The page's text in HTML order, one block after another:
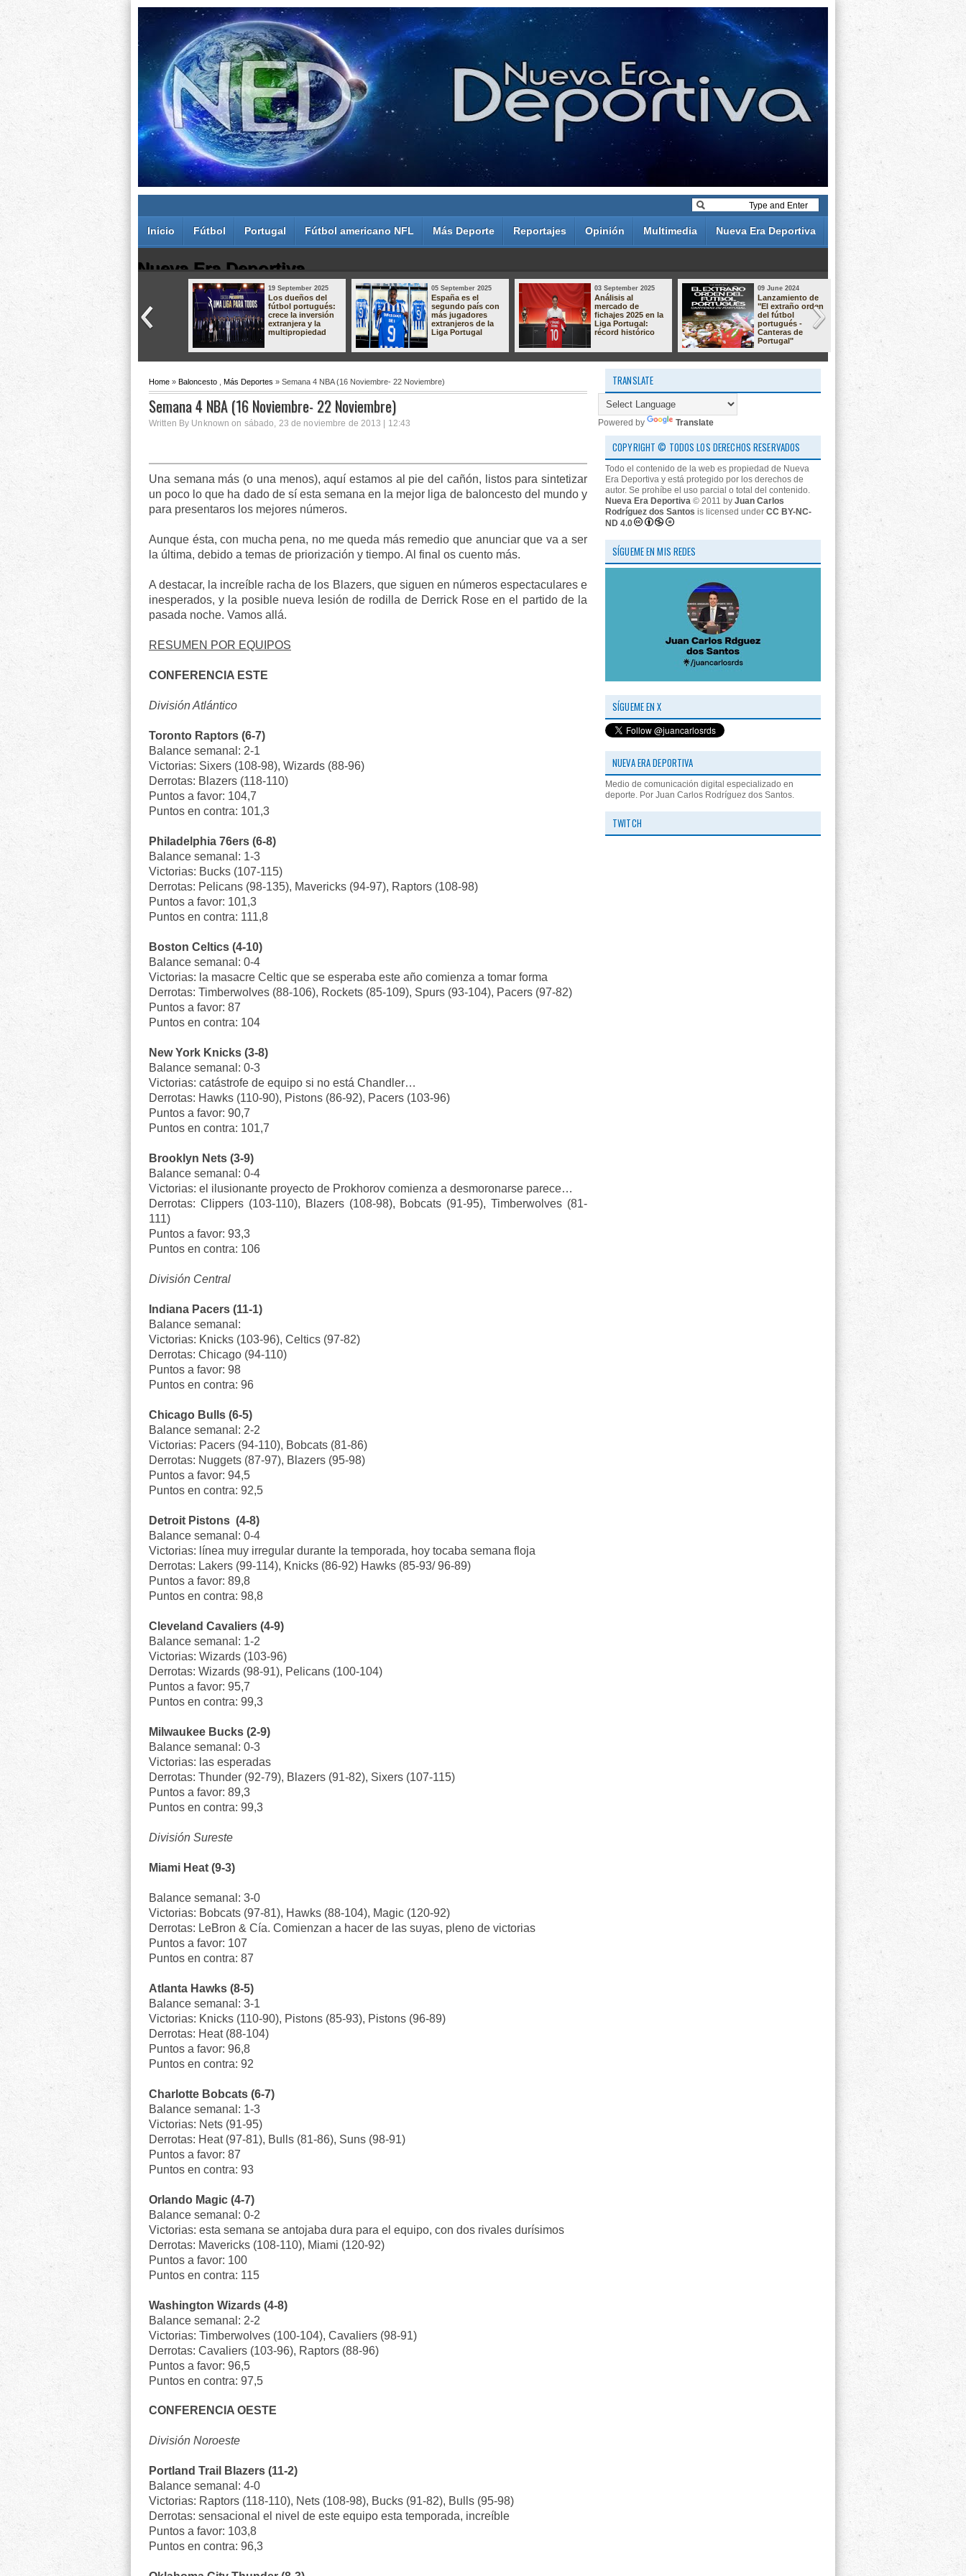
Inicio Fútbol Portugal Fútbol americano NFL Más Deporte Reportajes Opinión Multimedia Nueva Era Deportiva
Nueva Era Deportiva
Juan Carlos Rodríguez dos Santos
19 September 2025
Los dueños del
fútbol portugués:
crece la inversión
extranjera y la
multipropiedad
05 September 2025
España es el
segundo país con
más jugadores
extranjeros de la
Liga Portugal
03 September 2025
Análisis al
mercado de
fichajes 2025 en la
Liga Portugal:
récord histórico
09 June 2024
Lanzamiento de
"El extraño orden
del fútbol
portugués -
Canteras de
Portugal"
19 May 2024
Análisis de
Liga
23/24:
Home » Baloncesto Más Deportes » Semana 4 NBA (16 Noviembre- 22 Noviembre)
Semana 4 NBA (16 Noviembre- 22 Noviembre)
Written By Unknown on sábado, 23 de noviembre de 2013 | 12:43
Una semana más (o una menos), aquí estamos al pie del cañón, listos para sintetizar
un poco lo que ha dado de sí esta semana en la mejor liga de baloncesto del mundo y
para presentaros los mejores números.
Aunque ésta, con mucha pena, no me queda más remedio que anunciar que va a ser
la última, debido a temas de priorización y tiempo. Al final os cuento más.
A destacar, la increíble racha de los Blazers, que siguen en números espectaculares e
inesperados, y la posible nueva lesión de rodilla de Derrick Rose en el partido de la
pasada noche. Vamos allá.
RESUMEN POR EQUIPOS
CONFERENCIA ESTE
División Atlántico
Toronto Raptors (6-7)
Balance semanal: 2-1
Victorias: Sixers (108-98), Wizards (88-96)
Derrotas: Blazers (118-110)
Puntos a favor: 104,7
Puntos en contra: 101,3
Philadelphia 76ers (6-8)
Balance semanal: 1-3
Victorias: Bucks (107-115)
Derrotas: Pelicans (98-135), Mavericks (94-97), Raptors (108-98)
Puntos a favor: 101,3
Puntos en contra: 111,8
Boston Celtics (4-10)
Balance semanal: 0-4
Victorias: la masacre Celtic que se esperaba este año comienza a tomar forma
Derrotas: Timberwolves (88-106), Rockets (85-109), Spurs (93-104), Pacers (97-82)
Puntos a favor: 87
Puntos en contra: 104
New York Knicks (3-8)
Balance semanal: 0-3
Victorias: catástrofe de equipo si no está Chandler…
Derrotas: Hawks (110-90), Pistons (86-92), Pacers (103-96)
Puntos a favor: 90,7
Puntos en contra: 101,7
Brooklyn Nets (3-9)
Balance semanal: 0-4
Victorias: el ilusionante proyecto de Prokhorov comienza a desmoronarse parece…
Derrotas: Clippers (103-110), Blazers (108-98), Bobcats (91-95), Timberwolves (81-
111)
Puntos a favor: 93,3
Puntos en contra: 106
División Central
Indiana Pacers (11-1)
Balance semanal:
Victorias: Knicks (103-96), Celtics (97-82)
Derrotas: Chicago (94-110)
Puntos a favor: 98
Puntos en contra: 96
Chicago Bulls (6-5)
Balance semanal: 2-2
Victorias: Pacers (94-110), Bobcats (81-86)
Derrotas: Nuggets (87-97), Blazers (95-98)
Puntos a favor: 94,5
Puntos en contra: 92,5
Detroit Pistons (4-8)
Balance semanal: 0-4
Victorias: línea muy irregular durante la temporada, hoy tocaba semana floja
Derrotas: Lakers (99-114), Knicks (86-92) Hawks (85-93/ 96-89)
Puntos a favor: 89,8
Puntos en contra: 98,8
Cleveland Cavaliers (4-9)
Balance semanal: 1-2
Victorias: Wizards (103-96)
Derrotas: Wizards (98-91), Pelicans (100-104)
Puntos a favor: 95,7
Puntos en contra: 99,3
Milwaukee Bucks (2-9)
Balance semanal: 0-3
Victorias: las esperadas
Derrotas: Thunder (92-79), Blazers (91-82), Sixers (107-115)
Puntos a favor: 89,3
Puntos en contra: 99,3
División Sureste
Miami Heat (9-3)
Balance semanal: 3-0
Victorias: Bobcats (97-81), Hawks (88-104), Magic (120-92)
Derrotas: LeBron & Cía. Comienzan a hacer de las suyas, pleno de victorias
Puntos a favor: 107
Puntos en contra: 87
Atlanta Hawks (8-5)
Balance semanal: 3-1
Victorias: Knicks (110-90), Pistons (85-93), Pistons (96-89)
Derrotas: Heat (88-104)
Puntos a favor: 96,8
Puntos en contra: 92
Charlotte Bobcats (6-7)
Balance semanal: 1-3
Victorias: Nets (91-95)
Derrotas: Heat (97-81), Bulls (81-86), Suns (98-91)
Puntos a favor: 87
Puntos en contra: 93
Orlando Magic (4-7)
Balance semanal: 0-2
Victorias: esta semana se antojaba dura para el equipo, con dos rivales durísimos
Derrotas: Mavericks (108-110), Miami (120-92)
Puntos a favor: 100
Puntos en contra: 115
Washington Wizards (4-8)
Balance semanal: 2-2
Victorias: Timberwolves (100-104), Cavaliers (98-91)
Derrotas: Cavaliers (103-96), Raptors (88-96)
Puntos a favor: 96,5
Puntos en contra: 97,5
CONFERENCIA OESTE
División Noroeste
Portland Trail Blazers (11-2)
Balance semanal: 4-0
Victorias: Raptors (118-110), Nets (108-98), Bucks (91-82), Bulls (95-98)
Derrotas: sensacional el nivel de este equipo esta temporada, increíble
Puntos a favor: 103,8
Puntos en contra: 96,3
TRANSLATE
Powered by Translate
COPYRIGHT © TODOS LOS DERECHOS RESERVADOS
Todo el contenido de la web es propiedad de Nueva
Era Deportiva y está protegido por los derechos de
autor. Se prohíbe el uso parcial o total del contenido.
Nueva Era Deportiva © 2011 by Juan Carlos
Rodríguez dos Santos is licensed under CC BY-NC-
ND 4.0
SÍGUEME EN MIS REDES
SÍGUEME EN X
NUEVA ERA DEPORTIVA
Medio de comunicación digital especializado en
deporte. Por Juan Carlos Rodríguez dos Santos.
TWITCH